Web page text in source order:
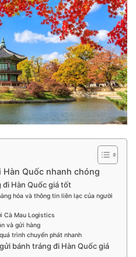
Quốc nhanh chóng
Hàn Quốc giá tốt
hóa và thông tin liên lạc của người
Cà Mau Logistics
và gửi hàng
trình chuyển phát nhanh
bánh tráng đi Hàn Quốc giá